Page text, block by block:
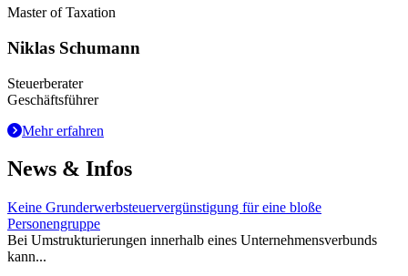
Master of Taxation
Niklas Schumann
Steuerberater
Geschäftsführer
Mehr erfahren
News & Infos
Keine Grunderwerbsteuervergünstigung für eine bloße
Personengruppe
Bei Umstrukturierungen innerhalb eines Unternehmensverbunds
kann...